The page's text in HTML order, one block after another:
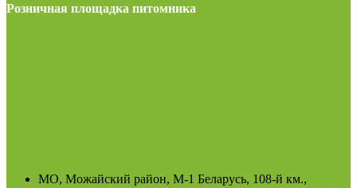
Розничная площадка питомника
МО, Можайский район, М-1 Беларусь, 108-й км.,